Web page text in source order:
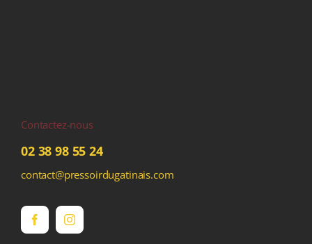
Contactez-nous
02 38 98 55 24
contact@pressoirdugatinais.com